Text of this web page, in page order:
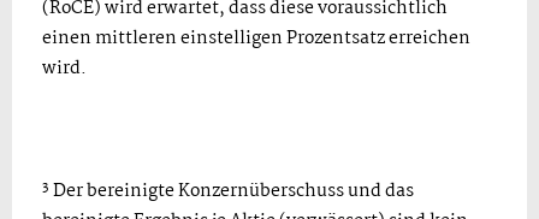
(RoCE) wird erwartet, dass diese voraussichtlich
einen mittleren einstelligen Prozentsatz erreichen
wird.
3 Der bereinigte Konzernüberschuss und das